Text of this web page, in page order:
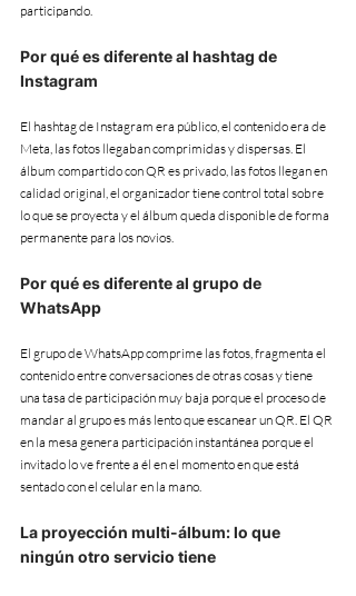
participando.
Por qué es diferente al hashtag de
Instagram
El hashtag de Instagram era público, el contenido era de
Meta, las fotos llegaban comprimidas y dispersas. El
álbum compartido con QR es privado, las fotos llegan en
calidad original, el organizador tiene control total sobre
lo que se proyecta y el álbum queda disponible de forma
permanente para los novios.
Por qué es diferente al grupo de
WhatsApp
El grupo de WhatsApp comprime las fotos, fragmenta el
contenido entre conversaciones de otras cosas y tiene
una tasa de participación muy baja porque el proceso de
mandar al grupo es más lento que escanear un QR. El QR
en la mesa genera participación instantánea porque el
invitado lo ve frente a él en el momento en que está
sentado con el celular en la mano.
La proyección multi-álbum: lo que
ningún otro servicio tiene